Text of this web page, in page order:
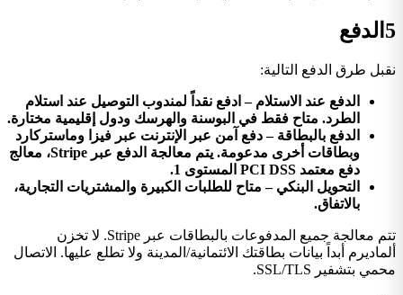
5 الدفع
نقبل طرق الدفع التالية:
الدفع عند الاستلام – ادفع نقداً لمندوب التوصيل عند استلام
الطرد. متاح فقط في البوسنة والهرسك ودول إقليمية مختارة.
الدفع بالبطاقة – دفع آمن عبر الإنترنت عبر فيزا وماستركارد
وبطاقات أخرى مدعومة. يتم معالجة الدفع عبر Stripe، معالج
دفع معتمد PCI DSS المستوى 1.
التحويل البنكي – متاح للطلبات الكبيرة والمشتريات التجارية،
بالاتفاق.
تتم معالجة جميع المدفوعات بالبطاقات عبر Stripe. لا تخزن
ألماديرم أبداً بيانات بطاقتك الائتمانية/المدينة ولا تطلع عليها. الاتصال
محمي بتشفير SSL/TLS.